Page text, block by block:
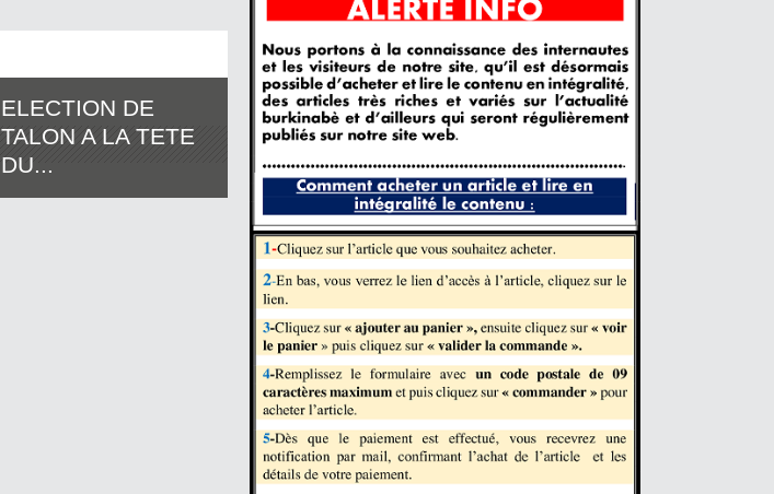
ELECTION DE
TALON A LA TETE
DU...